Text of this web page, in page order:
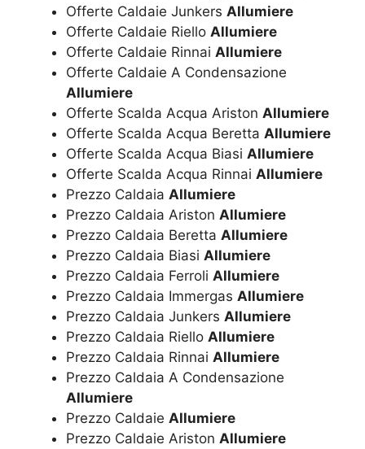
Offerte Caldaie Junkers Allumiere
Offerte Caldaie Riello Allumiere
Offerte Caldaie Rinnai Allumiere
Offerte Caldaie A Condensazione
Allumiere
Offerte Scalda Acqua Ariston Allumiere
Offerte Scalda Acqua Beretta Allumiere
Offerte Scalda Acqua Biasi Allumiere
Offerte Scalda Acqua Rinnai Allumiere
Prezzo Caldaia Allumiere
Prezzo Caldaia Ariston Allumiere
Prezzo Caldaia Beretta Allumiere
Prezzo Caldaia Biasi Allumiere
Prezzo Caldaia Ferroli Allumiere
Prezzo Caldaia Immergas Allumiere
Prezzo Caldaia Junkers Allumiere
Prezzo Caldaia Riello Allumiere
Prezzo Caldaia Rinnai Allumiere
Prezzo Caldaia A Condensazione
Allumiere
Prezzo Caldaie Allumiere
Prezzo Caldaie Ariston Allumiere